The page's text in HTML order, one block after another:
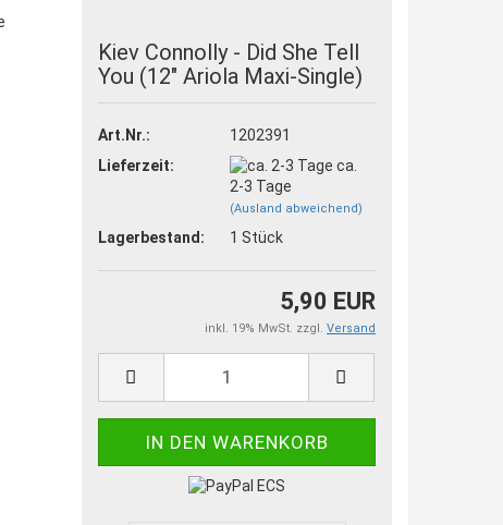
Kiev Connolly - Did She Tell
You (12" Ariola Maxi-Single)
Art.Nr.:
1202391
Lieferzeit:
ca.
2-3 Tage
(Ausland abweichend)
Lagerbestand: 1Stück
5,90 EUR
inkl. 19% MwSt. zzgl. Versand